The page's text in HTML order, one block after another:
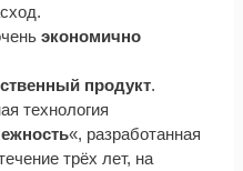
экономично
продукт.
технология
«, разработанная
трёх лет, на